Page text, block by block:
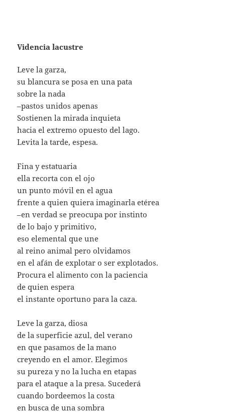
Videncia lacustre
Leve la garza,
su blancura se posa en una pata
sobre la nada
–pastos unidos apenas
Sostienen la mirada inquieta
hacia el extremo opuesto del lago.
Levita la tarde, espesa.
Fina y estatuaria
ella recorta con el ojo
un punto móvil en el agua
frente a quien quiera imaginarla etérea
–en verdad se preocupa por instinto
de lo bajo y primitivo,
eso elemental que une
al reino animal pero olvidamos
en el afán de explotar o ser explotados.
Procura el alimento con la paciencia
de quien espera
el instante oportuno para la caza.
Leve la garza, diosa
de la superficie azul, del verano
en que pasamos de la mano
creyendo en el amor. Elegimos
su pureza y no la lucha en etapas
para el ataque a la presa. Sucederá
cuando bordeemos la costa
en busca de una sombra